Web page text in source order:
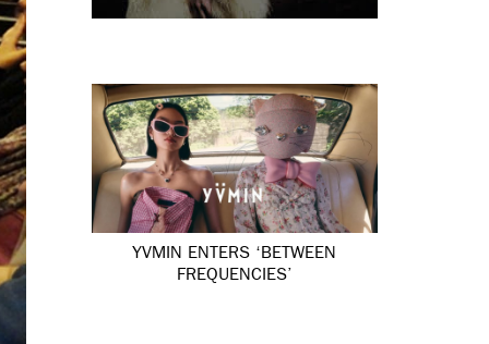
YVMIN ENTERS ‘BETWEEN
FREQUENCIES’